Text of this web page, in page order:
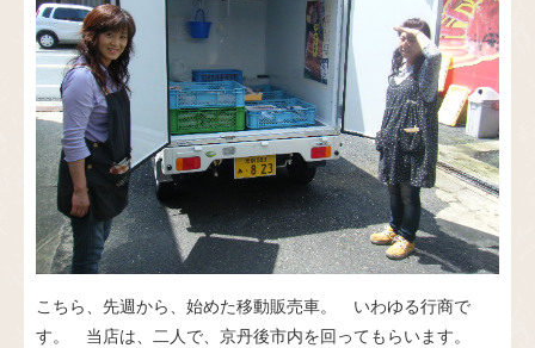
こちら、先週から、始めた移動販売車。 いわゆる行商で
す。 当店は、二人で、京丹後市内を回ってもらいます。